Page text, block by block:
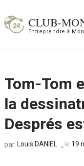
au
contenu
CLUB-
Entreprendre à
Tom-Tom
la
Després
par Louis DANIEL le 19